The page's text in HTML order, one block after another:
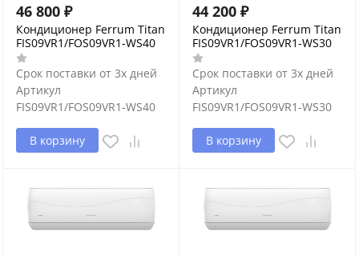
46 800 ₽
Кондиционер Ferrum Titan
FIS09VR1/FOS09VR1-WS40
Срок поставки от 3х дней
Артикул
FIS09VR1/FOS09VR1-WS40
В корзину
44 200 ₽
Кондиционер Ferrum Titan
FIS09VR1/FOS09VR1-WS30
Срок поставки от 3х дней
Артикул
FIS09VR1/FOS09VR1-WS30
В корзину